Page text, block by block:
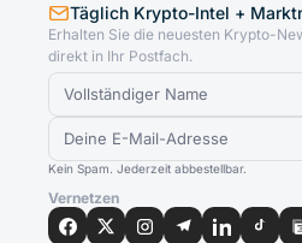
Täglich Krypto-Intel +
Erhalten Sie die neuesten Krypto-
direkt in Ihr Postfach.
Kein Spam. Jederzeit abbestellbar.
Vernetzen